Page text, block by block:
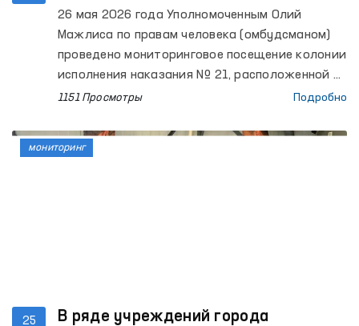
Гурленского и Кошкупырского районов, а
также областных филиалов психиатрической
Республиканского специализированного
психического здоровья.
26 мая 2026 года Уполномоченным Олий
Мажлиса по правам человека (омбудсманом)
проведено мониторинговое посещение колонии
исполнения наказания № 21, расположенной в
Зангиатинском районе Ташкентской области.
1151 Просмотры Подробно
25 В ряде учреждений города
мониторинг